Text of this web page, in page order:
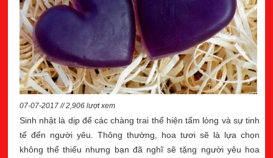
07-07-2017 // 2,906 lượt xem
Sinh nhật là dịp để các chàng trai thể hiện tấm lòng và sự tinh
tế đến người yêu. Thông thường, hoa tươi sẽ là lựa chọn
không thể thiếu nhưng bạn đã nghĩ sẽ tặng người yêu hoa